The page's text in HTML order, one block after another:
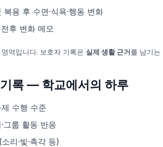
용 후 수면·식욕·행동 변화
후 변화 메모
역입니다. 보호자 기록은 실제 생활 근거를 남기는
록 — 학교에서의 하루
수행 수준
그룹 활동 반응
리·빛·촉각 등)